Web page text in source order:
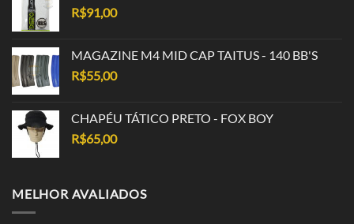
R$91,00
MAGAZINE M4 MID CAP TAITUS - 140 BB'S
R$55,00
CHAPÉU TÁTICO PRETO - FOX BOY
R$65,00
MELHOR AVALIADOS